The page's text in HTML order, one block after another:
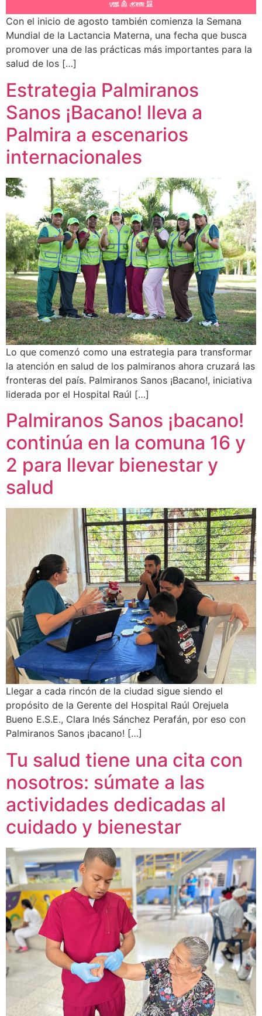
Con el inicio de agosto también comienza la Semana
Mundial de la Lactancia Materna, una fecha que busca
promover una de las prácticas más importantes para la
salud de los […]
Estrategia Palmiranos
Sanos ¡Bacano! lleva a
Palmira a escenarios
internacionales
Lo que comenzó como una estrategia para transformar
la atención en salud de los palmiranos ahora cruzará las
fronteras del país. Palmiranos Sanos ¡Bacano!, iniciativa
liderada por el Hospital Raúl […]
Palmiranos Sanos ¡bacano!
continúa en la comuna 16 y
2 para llevar bienestar y
salud
Llegar a cada rincón de la ciudad sigue siendo el
propósito de la Gerente del Hospital Raúl Orejuela
Bueno E.S.E., Clara Inés Sánchez Perafán, por eso con
Palmiranos Sanos ¡bacano! […]
Tu salud tiene una cita con
nosotros: súmate a las
actividades dedicadas al
cuidado y bienestar